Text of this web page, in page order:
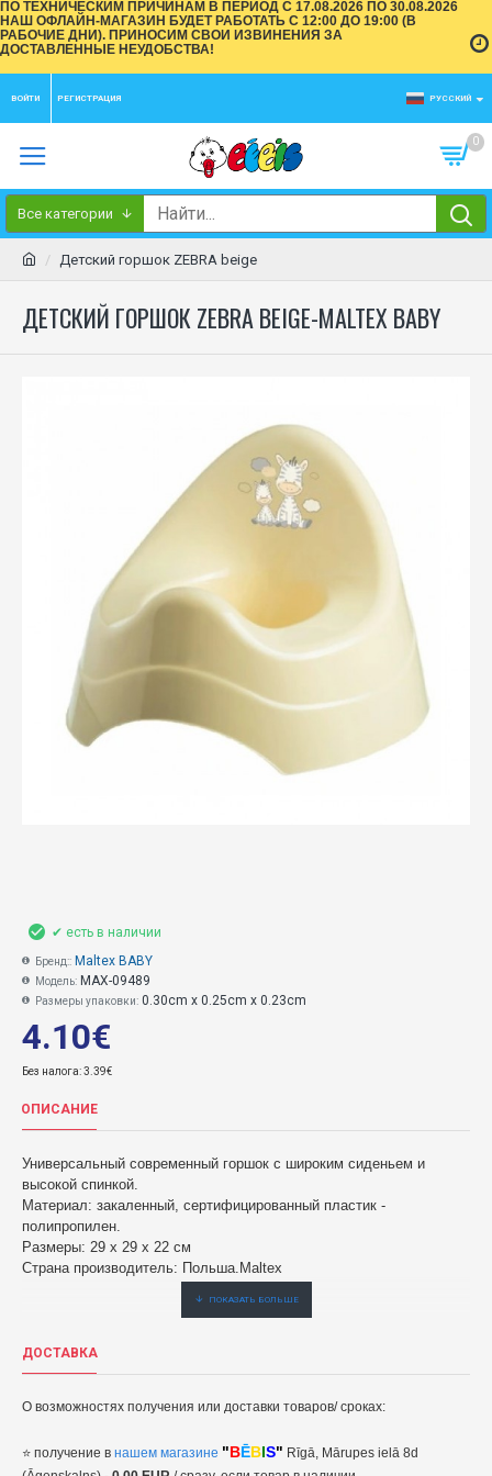
ПО ТЕХНИЧЕСКИМ ПРИЧИНАМ В ПЕРИОД С 17.08.2026 ПО 30.08.2026
НАШ ОФЛАЙН-МАГАЗИН БУДЕТ РАБОТАТЬ С 12:00 ДО 19:00 (В
РАБОЧИЕ ДНИ). ПРИНОСИМ СВОИ ИЗВИНЕНИЯ ЗА
ДОСТАВЛЕННЫЕ НЕУДОБСТВА!
ВОЙТИ РЕГИСТРАЦИЯ РУССКИЙ
0
Все категории
Детский горшок ZEBRA beige
ДЕТСКИЙ ГОРШОК ZEBRA BEIGE-MALTEX BABY
4.10€
Без налога: 3.39€
✔ есть в наличии
Бренд:: Maltex BABY
Модель: MAX-09489
Размеры упаковки: 0.30cm x 0.25cm x 0.23cm
ОПИСАНИЕ
Универсальный современный горшок с широким сиденьем и
высокой спинкой.
Материал: закаленный, сертифицированный пластик -
полипропилен.
Размеры: 29 х 29 х 22 см
Страна производитель: Польша.Maltex
ДОСТАВКА
О возможностях получения или доставки товаров/ сроках:
⭐ получение в нашем магазине "BĒBIS" Rīgā, Mārupes ielā 8d